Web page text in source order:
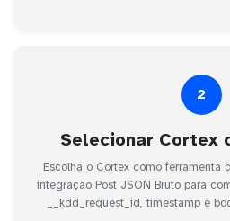
2
Selecionar Cortex
Escolha o Cortex como ferramenta
integração Post JSON Bruto para
__kdd_request_id, timestamp e